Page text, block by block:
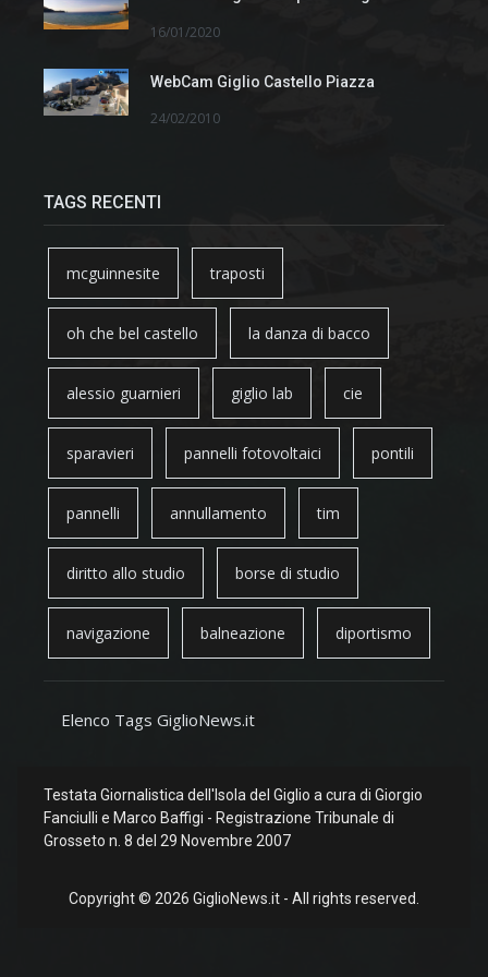
16/01/2020
WebCam Giglio Castello Piazza
24/02/2010
TAGS RECENTI
mcguinnesite traposti
oh che bel castello la danza di bacco
alessio guarnieri giglio lab cie
sparavieri pannelli fotovoltaici pontili
pannelli annullamento tim
diritto allo studio borse di studio
navigazione balneazione diportismo
Elenco Tags GiglioNews.it
Testata Giornalistica dell'Isola del Giglio a cura di Giorgio
Fanciulli e Marco Baffigi - Registrazione Tribunale di
Grosseto n. 8 del 29 Novembre 2007
Copyright © 2026 GiglioNews.it - All rights reserved.